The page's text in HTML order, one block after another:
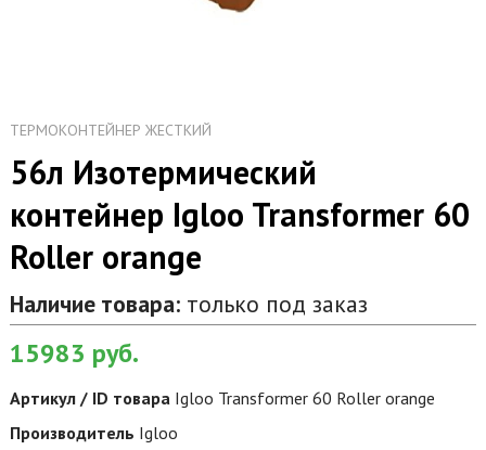
ТЕРМОКОНТЕЙНЕР ЖЕСТКИЙ
56л Изотермический
контейнер Igloo Transformer 60
Roller orange
Наличие товара:только под заказ
15983 руб.
Артикул / ID товара Igloo Transformer 60 Roller orange
Производитель Igloo